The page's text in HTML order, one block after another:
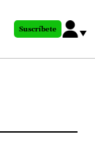
Suscríbete